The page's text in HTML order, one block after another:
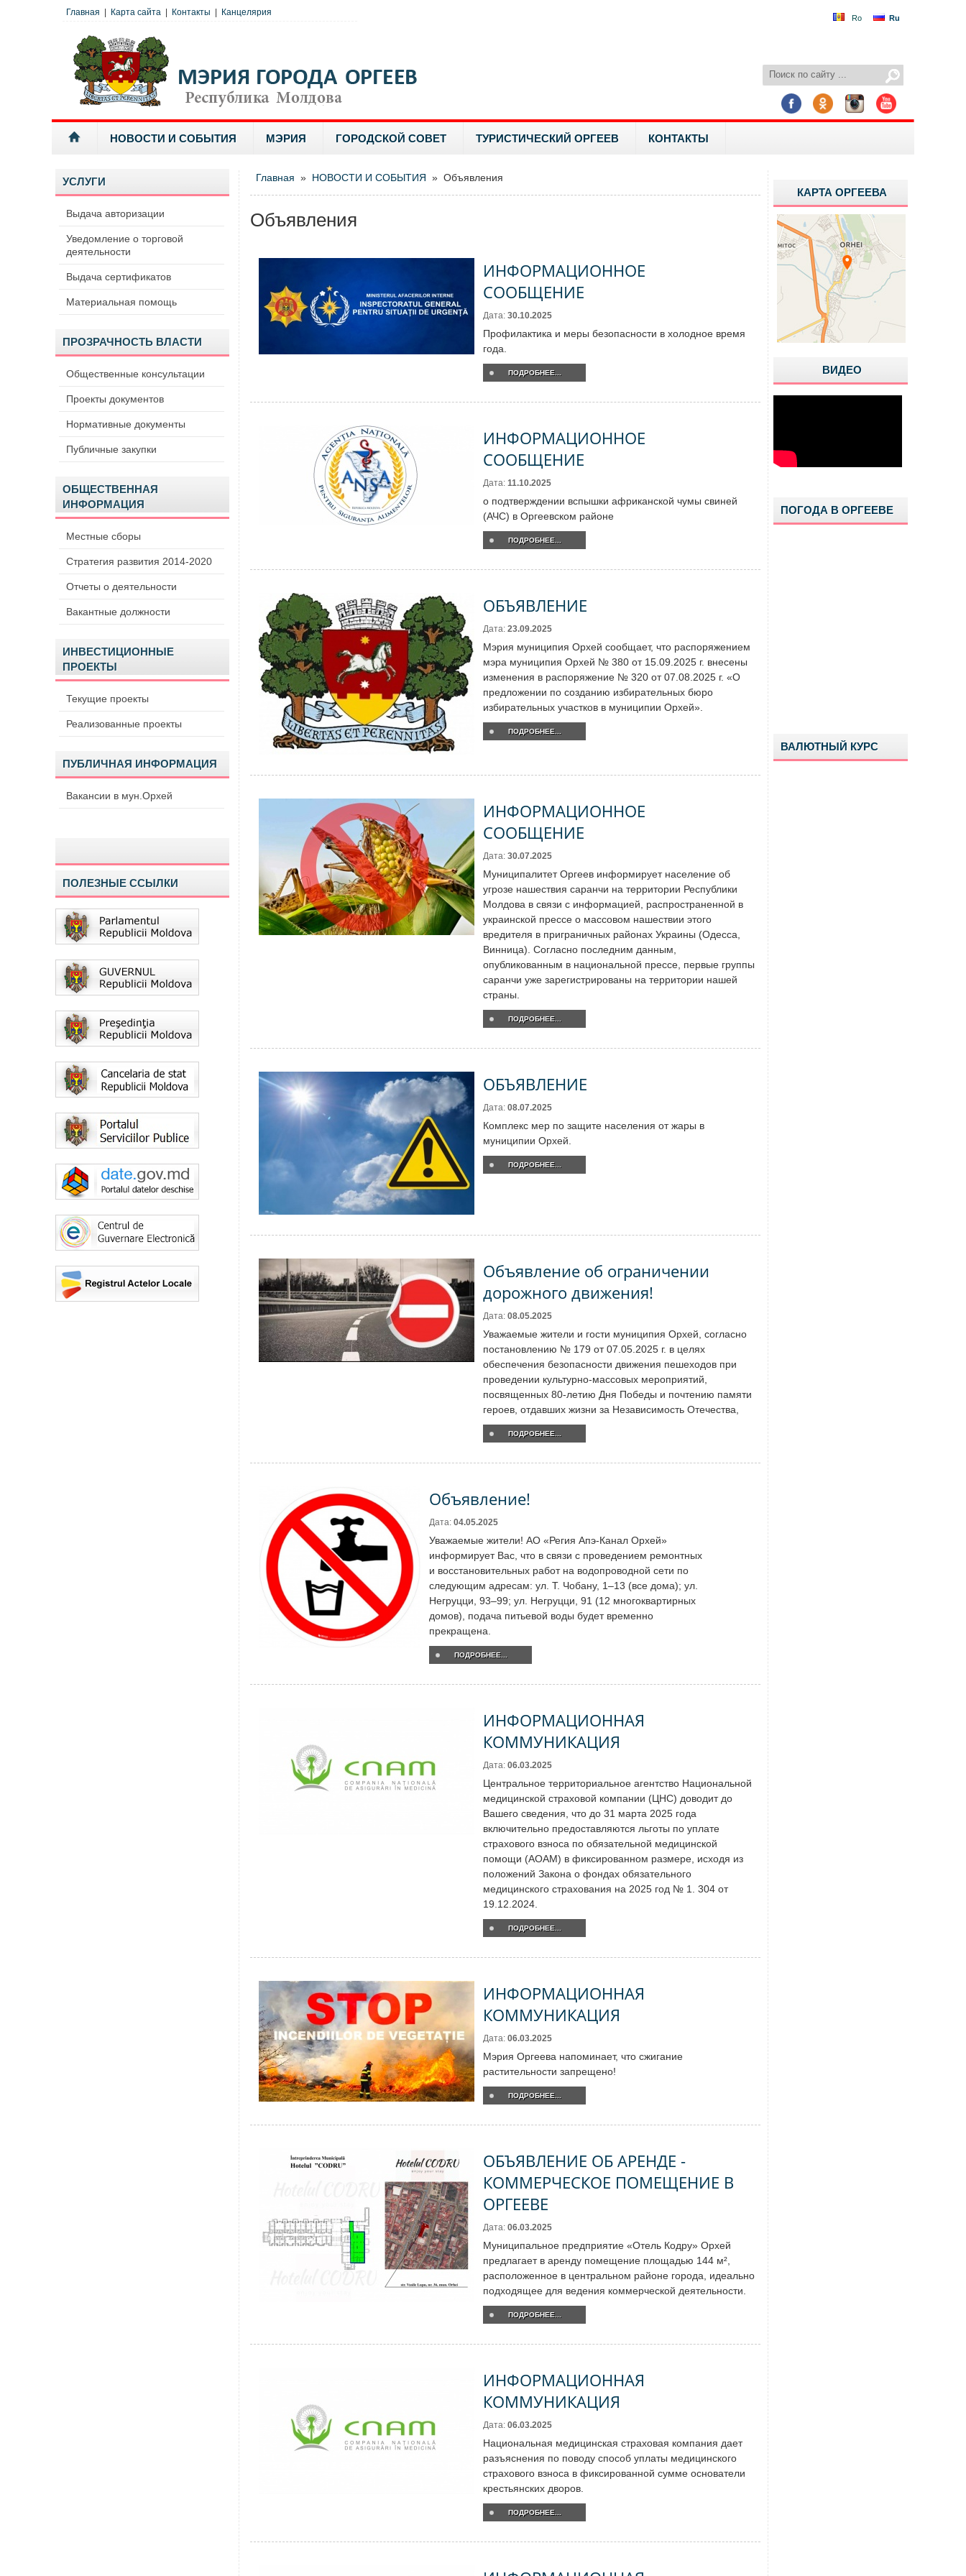
Ro Ru
Главная Карта сайта Контакты Канцелярия
НОВОСТИ И СОБЫТИЯ МЭРИЯ ГОРОДСКОЙ СОВЕТ ТУРИСТИЧЕСКИЙ ОРГЕЕВ КОНТАКТЫ
УСЛУГИ
Выдача авторизации
Уведомление о торговой
деятельности
Выдача сертификатов
Материальная помощь
ПРОЗРАЧНОСТЬ ВЛАСТИ
Общественные консультации
Проекты документов
Нормативные документы
Публичные закупки
ОБЩЕСТВЕННАЯ
ИНФОРМАЦИЯ
Местные сборы
Стратегия развития 2014-2020
Отчеты о деятельности
Вакантные должности
ИНВЕСТИЦИОННЫЕ
ПРОЕКТЫ
Текущие проекты
Реализованные проекты
ПУБЛИЧНАЯ ИНФОРМАЦИЯ
Вакансии в мун.Орхей
ПОЛЕЗНЫЕ ССЫЛКИ
Главная » НОВОСТИ И СОБЫТИЯ » Объявления
Объявления
ИНФОРМАЦИОННОЕ
СООБЩЕНИЕ
Дата: 30.10.2025
Профилактика и меры безопасности в холодное время
года.
ПОДРОБНЕЕ...
ИНФОРМАЦИОННОЕ
СООБЩЕНИЕ
Дата: 11.10.2025
о подтверждении вспышки африканской чумы свиней
(АЧС) в Оргеевском районе
ПОДРОБНЕЕ...
ОБЪЯВЛЕНИЕ
Дата: 23.09.2025
Мэрия муниципия Орхей сообщает, что распоряжением
мэра муниципия Орхей № 380 от 15.09.2025 г. внесены
изменения в распоряжение № 320 от 07.08.2025 г. «О
предложении по созданию избирательных бюро
избирательных участков в муниципии Орхей».
ПОДРОБНЕЕ...
ИНФОРМАЦИОННОЕ
СООБЩЕНИЕ
Дата: 30.07.2025
Муниципалитет Оргеев информирует население об
угрозе нашествия саранчи на территории Республики
Молдова в связи с информацией, распространенной в
украинской прессе о массовом нашествии этого
вредителя в приграничных районах Украины (Одесса,
Винница). Согласно последним данным,
опубликованным в национальной прессе, первые группы
саранчи уже зарегистрированы на территории нашей
страны.
ПОДРОБНЕЕ...
ОБЪЯВЛЕНИЕ
Дата: 08.07.2025
Комплекс мер по защите населения от жары в
муниципии Орхей.
ПОДРОБНЕЕ...
Объявление об ограничении
дорожного движения!
Дата: 08.05.2025
Уважаемые жители и гости муниципия Орхей, согласно
постановлению № 179 от 07.05.2025 г. в целях
обеспечения безопасности движения пешеходов при
проведении культурно-массовых мероприятий,
посвященных 80-летию Дня Победы и почтению памяти
героев, отдавших жизни за Независимость Отечества,
ПОДРОБНЕЕ...
Объявление!
Дата: 04.05.2025
Уважаемые жители! АО «Регия Апэ-Канал Орхей»
информирует Вас, что в связи с проведением ремонтных
и восстановительных работ на водопроводной сети по
следующим адресам: ул. Т. Чобану, 1–13 (все дома); ул.
Негруцци, 93–99; ул. Негруцци, 91 (12 многоквартирных
домов), подача питьевой воды будет временно
прекращена.
ПОДРОБНЕЕ...
ИНФОРМАЦИОННАЯ
КОММУНИКАЦИЯ
Дата: 06.03.2025
Центральное территориальное агентство Национальной
медицинской страховой компании (ЦНС) доводит до
Вашего сведения, что до 31 марта 2025 года
включительно предоставляются льготы по уплате
страхового взноса по обязательной медицинской
помощи (АОAM) в фиксированном размере, исходя из
положений Закона о фондах обязательного
медицинского страхования на 2025 год № 1. 304 от
19.12.2024.
ПОДРОБНЕЕ...
ИНФОРМАЦИОННАЯ
КОММУНИКАЦИЯ
Дата: 06.03.2025
Мэрия Оргеева напоминает, что сжигание
растительности запрещено!
ПОДРОБНЕЕ...
ОБЪЯВЛЕНИЕ ОБ АРЕНДЕ -
КОММЕРЧЕСКОЕ ПОМЕЩЕНИЕ В
ОРГЕЕВЕ
Дата: 06.03.2025
Муниципальное предприятие «Отель Кодру» Орхей
предлагает в аренду помещение площадью 144 м²,
расположенное в центральном районе города, идеально
подходящее для ведения коммерческой деятельности.
ПОДРОБНЕЕ...
ИНФОРМАЦИОННАЯ
КОММУНИКАЦИЯ
Дата: 06.03.2025
Национальная медицинская страховая компания дает
разъяснения по поводу способ уплаты медицинского
страхового взноса в фиксированной сумме основатели
крестьянских дворов.
ПОДРОБНЕЕ...
КАРТА ОРГЕЕВА
ВИДЕО
ПОГОДА В ОРГЕЕВЕ
ВАЛЮТНЫЙ КУРС